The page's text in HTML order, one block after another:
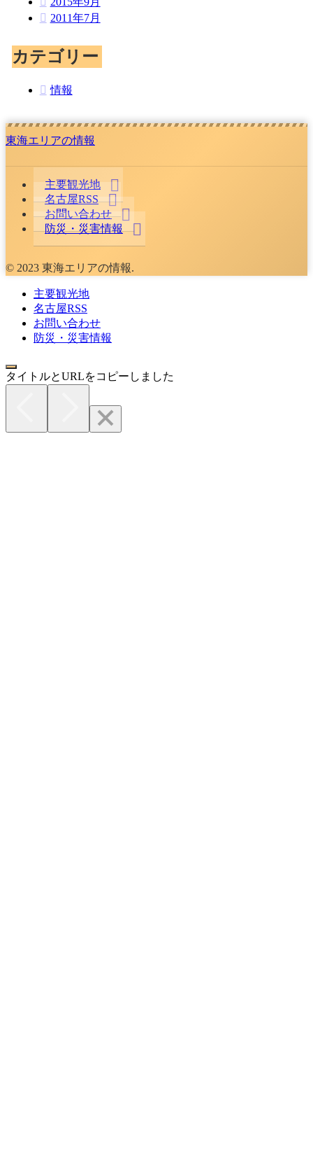
2011年7月
カテゴリー
情報
東海エリアの情報
主要観光地
名古屋RSS
お問い合わせ
防災・災害情報
© 2023 東海エリアの情報.
主要観光地
名古屋RSS
お問い合わせ
防災・災害情報
タイトルとURLをコピーしました